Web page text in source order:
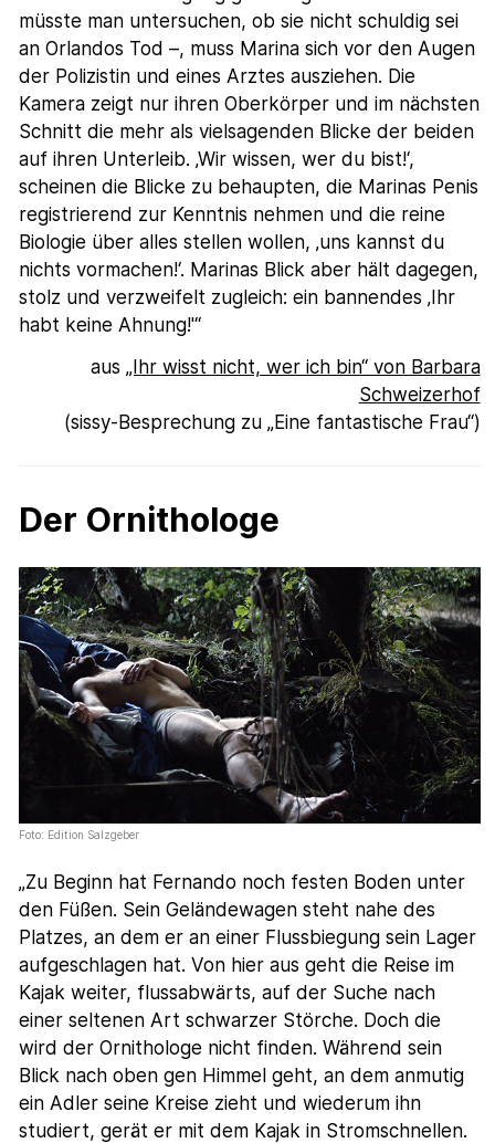
müsste man untersuchen, ob sie nicht schuldig sei
an Orlandos Tod –, muss Marina sich vor den Augen
der Polizistin und eines Arztes ausziehen. Die
Kamera zeigt nur ihren Oberkörper und im nächsten
Schnitt die mehr als vielsagenden Blicke der beiden
auf ihren Unterleib. ‚Wir wissen, wer du bist!‘,
scheinen die Blicke zu behaupten, die Marinas Penis
registrierend zur Kenntnis nehmen und die reine
Biologie über alles stellen wollen, ‚uns kannst du
nichts vormachen!‘. Marinas Blick aber hält dagegen,
stolz und verzweifelt zugleich: ein bannendes ‚Ihr
habt keine Ahnung!'“
aus „Ihr wisst nicht, wer ich bin“ von Barbara
Schweizerhof
(sissy-Besprechung zu „Eine fantastische Frau“)
Der Ornithologe
Foto: Edition Salzgeber
„Zu Beginn hat Fernando noch festen Boden unter
den Füßen. Sein Geländewagen steht nahe des
Platzes, an dem er an einer Flussbiegung sein Lager
aufgeschlagen hat. Von hier aus geht die Reise im
Kajak weiter, flussabwärts, auf der Suche nach
einer seltenen Art schwarzer Störche. Doch die
wird der Ornithologe nicht finden. Während sein
Blick nach oben gen Himmel geht, an dem anmutig
ein Adler seine Kreise zieht und wiederum ihn
studiert, gerät er mit dem Kajak in Stromschnellen.